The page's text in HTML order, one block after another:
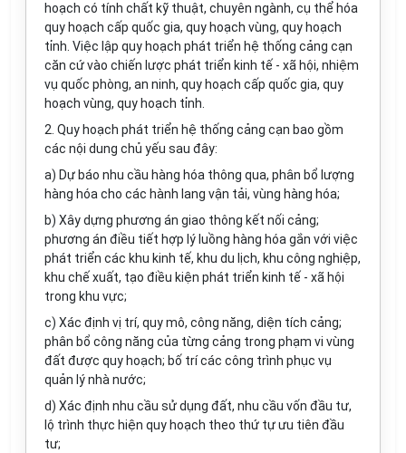
hoạch có tính chất kỹ thuật, chuyên ngành, cụ thể hóa
quy hoạch cấp quốc gia, quy hoạch vùng, quy hoạch
tỉnh. Việc lập quy hoạch phát triển hệ thống cảng cạn
căn cứ vào chiến lược phát triển kinh tế - xã hội, nhiệm
vụ quốc phòng, an ninh, quy hoạch cấp quốc gia, quy
hoạch vùng, quy hoạch tỉnh.
2. Quy hoạch phát triển hệ thống cảng cạn bao gồm
các nội dung chủ yếu sau đây:
a) Dự báo nhu cầu hàng hóa thông qua, phân bổ lượng
hàng hóa cho các hành lang vận tải, vùng hàng hóa;
b) Xây dựng phương án giao thông kết nối cảng;
phương án điều tiết hợp lý luồng hàng hóa gắn với việc
phát triển các khu kinh tế, khu du lịch, khu công nghiệp,
khu chế xuất, tạo điều kiện phát triển kinh tế - xã hội
trong khu vực;
c) Xác định vị trí, quy mô, công năng, diện tích cảng;
phân bổ công năng của từng cảng trong phạm vi vùng
đất được quy hoạch; bố trí các công trình phục vụ
quản lý nhà nước;
d) Xác định nhu cầu sử dụng đất, nhu cầu vốn đầu tư,
lộ trình thực hiện quy hoạch theo thứ tự ưu tiên đầu
tư;